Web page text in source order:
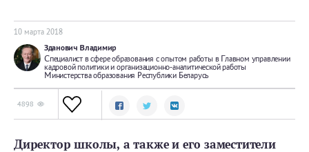
10 мартa 2018
Зданович Владимир
Специалист в сфере образования с опытом работы в Главном управлении
кадровой политики и организационно-аналитической работы
Министерства образования Республики Беларусь
4898
Директор школы, а также и его заместители